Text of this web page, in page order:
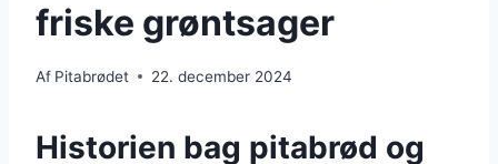
friske grøntsager
Af Pitabrødet 22. december 2024
Historien bag pitabrød og